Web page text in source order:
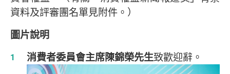
資料及評審團名單見附件。）
圖片說明
消費者委員會主席陳錦榮先生致歡迎辭。